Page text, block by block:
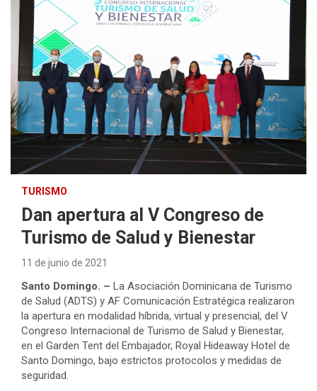
TURISMO
Dan apertura al V Congreso de
Turismo de Salud y Bienestar
11 de junio de 2021
Santo Domingo. – La Asociación Dominicana de Turismo
de Salud (ADTS) y AF Comunicación Estratégica realizaron
la apertura en modalidad híbrida, virtual y presencial, del V
Congreso Internacional de Turismo de Salud y Bienestar,
en el Garden Tent del Embajador, Royal Hideaway Hotel de
Santo Domingo, bajo estrictos protocolos y medidas de
seguridad.